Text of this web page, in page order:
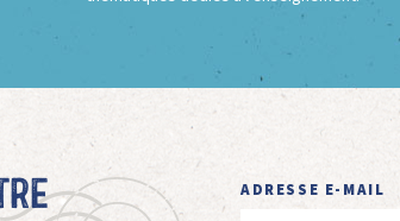
ADRESSE E-MAIL